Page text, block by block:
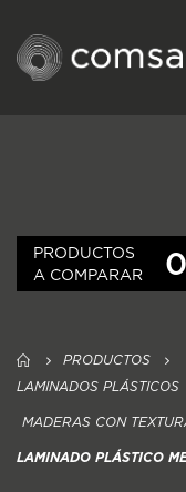
PRODUCTOS
A COMPARAR
0
PRODUCTOS
LAMINADOS PLÁSTICOS
MADERAS CON
LAMINADO PLÁSTICO